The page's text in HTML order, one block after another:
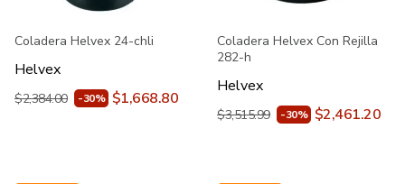
Coladera Helvex 24-chli
Helvex
$2,384.00 -30% $1,668.80
Coladera Helvex Con Rejilla
282-h
Helvex
$3,515.99 -30% $2,461.20